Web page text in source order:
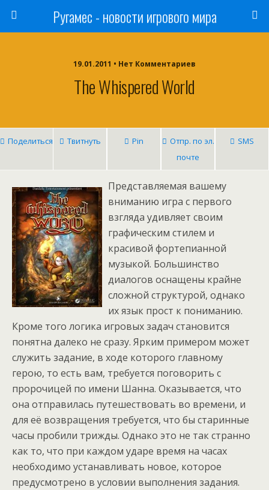
Ругамес - новости игрового мира
19.01.2011 • Нет Комментариев
The Whispered World
Поделиться Твитнуть Pin
Отпр. по эл.
почте
SMS
Представляемая вашему
вниманию игра с первого
взгляда удивляет своим
графическим стилем и
красивой фортепианной
музыкой. Большинство
диалогов оснащены крайне
сложной структурой, однако
их язык прост к пониманию.
Кроме того логика игровых задач становится
понятна далеко не сразу. Ярким примером может
служить задание, в ходе которого главному
герою, то есть вам, требуется поговорить с
пророчицей по имени Шанна. Оказывается, что
она отправилась путешествовать во времени, и
для её возвращения требуется, что бы старинные
часы пробили трижды. Однако это не так странно
как то, что при каждом ударе время на часах
необходимо устанавливать новое, которое
предусмотрено в условии выполнения задания.